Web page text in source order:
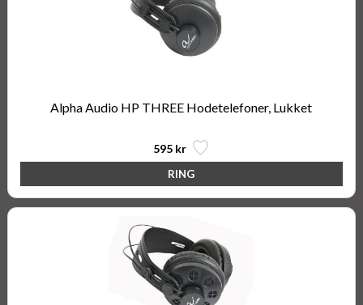
Alpha Audio HP THREE Hodetelefoner, Lukket
595 kr